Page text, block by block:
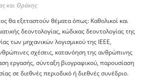
και Θράκης
θα εξεταστούν θέματα όπως: Καθολικοί και
δεοντολογίας, κώδικας δεοντολογίας της
των μηχανικών λογισμικού της IEEE,
σχέσεις, κατανόηση της ανθρώπινης
εργασής, σύνταξη βιογραφικού, παρουσίαση
σε διεθνές περιοδικό ή διεθνές συνέδριο.